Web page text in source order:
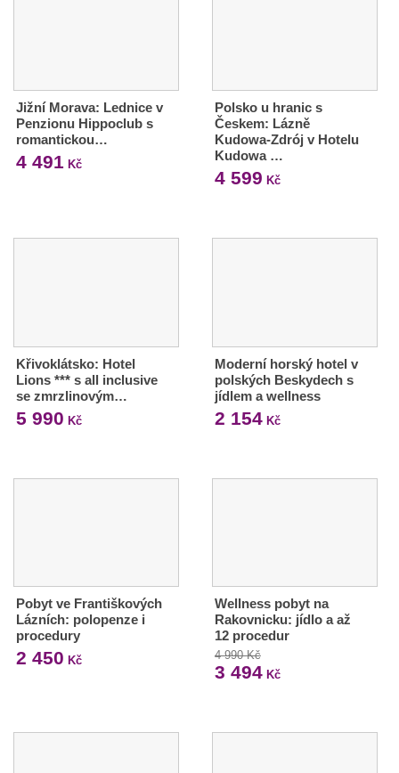
Jižní Morava: Lednice v
Penzionu Hippoclub s
romantickou…
4 491 Kč
Polsko u hranic s
Českem: Lázně
Kudowa-Zdrój v Hotelu
Kudowa …
4 599 Kč
Křivoklátsko: Hotel
Lions *** s all inclusive
se zmrzlinovým…
5 990 Kč
Moderní horský hotel v
polských Beskydech s
jídlem a wellness
2 154Kč
Pobyt ve Františkových
Lázních: polopenze i
procedury
2 450 Kč
Wellness pobyt na
Rakovnicku: jídlo a až
12 procedur
4 990 Kč
3 494Kč